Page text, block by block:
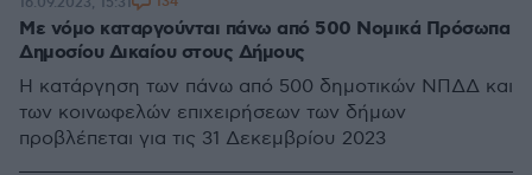
Με νόμο καταργούνται πάνω από 500 Νομικά Πρόσωπα
Δημοσίου Δικαίου στους Δήμους
Η κατάργηση των πάνω από 500 δημοτικών ΝΠΔΔ και
των κοινωφελών επιχειρήσεων των δήμων
προβλέπεται για τις 31 Δεκεμβρίου 2023